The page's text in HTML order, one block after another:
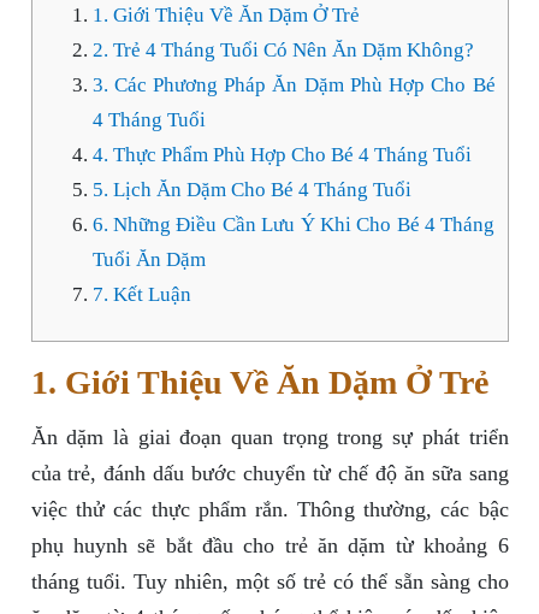
1. Giới Thiệu Về Ăn Dặm Ở Trẻ
2. Trẻ 4 Tháng Tuổi Có Nên Ăn Dặm Không?
3. Các Phương Pháp Ăn Dặm Phù Hợp Cho Bé
4 Tháng Tuổi
4. Thực Phẩm Phù Hợp Cho Bé 4 Tháng Tuổi
5. Lịch Ăn Dặm Cho Bé 4 Tháng Tuổi
6. Những Điều Cần Lưu Ý Khi Cho Bé 4 Tháng
Tuổi Ăn Dặm
7. Kết Luận
1. Giới Thiệu Về Ăn Dặm Ở Trẻ
Ăn dặm là giai đoạn quan trọng trong sự phát triển
của trẻ, đánh dấu bước chuyển từ chế độ ăn sữa sang
việc thử các thực phẩm rắn. Thông thường, các bậc
phụ huynh sẽ bắt đầu cho trẻ ăn dặm từ khoảng 6
tháng tuổi. Tuy nhiên, một số trẻ có thể sẵn sàng cho